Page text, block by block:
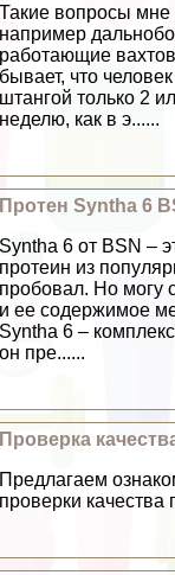
Такие вопросы мне
например
работающие
бывает, что
штангой только 2
неделю, как в э......
Протен Syntha 6
Syntha 6 от BSN –
протеин из
пробовал. Но могу
и ее содержимое
Syntha 6 –
он пре......
Проверка
Предлагаем
проверки качества